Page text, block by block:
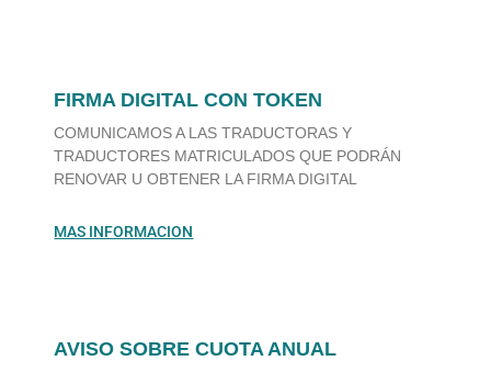
FIRMA DIGITAL CON TOKEN
COMUNICAMOS A LAS TRADUCTORAS Y
TRADUCTORES MATRICULADOS QUE PODRÁN
RENOVAR U OBTENER LA FIRMA DIGITAL
MAS INFORMACION
AVISO SOBRE CUOTA ANUAL